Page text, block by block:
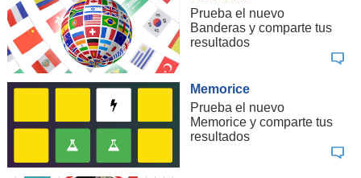
Prueba el nuevo
Banderas y comparte tus
resultados
Memorice
Prueba el nuevo
Memorice y comparte tus
resultados